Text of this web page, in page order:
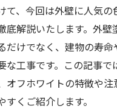
て、今回は外壁に人気の
底解説いたします。外壁
だけでなく、建物の寿命
な工事です。この記事で
オフホワイトの特徴や
くご紹介します。